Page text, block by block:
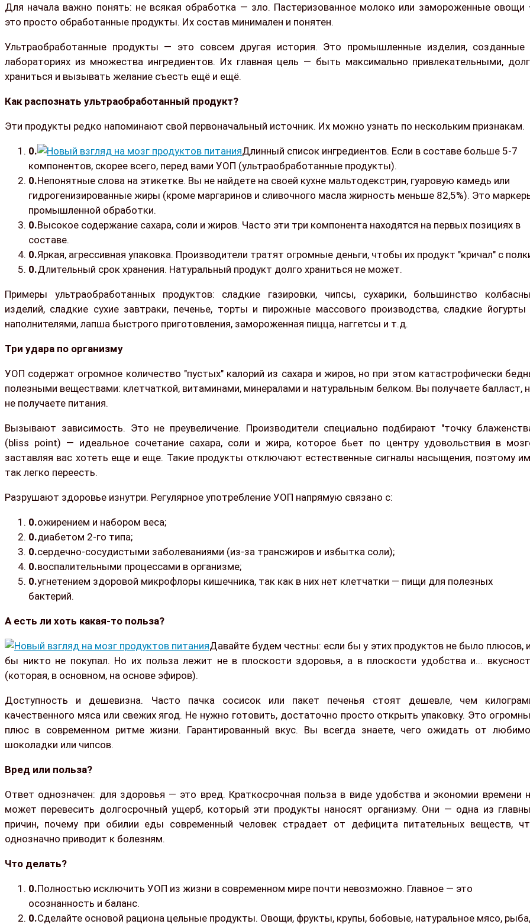
Для начала важно понять: не всякая обработка — зло. Пастеризованное молоко или замороженные овощи
это просто обработанные продукты. Их состав минимален и понятен.
Ультраобработанные продукты — это совсем другая история. Это промышленные изделия, созданные
лабораториях из множества ингредиентов. Их главная цель — быть максимально привлекательными,
храниться и вызывать желание съесть ещё и ещё.
Как распознать ультраобработанный продукт?
Эти продукты редко напоминают свой первоначальный источник. Их можно узнать по нескольким признакам.
Длинный список ингредиентов. Если в составе больше 5-7
компонентов, скорее всего, перед вами УОП (ультраобработанные продукты).
Непонятные слова на этикетке. Вы не найдете на своей кухне мальтодекстрин, гуаровую камедь или
гидрогенизированные жиры (кроме маргаринов и сливочного масла жирность меньше 82,5%). Это
промышленной обработки.
Высокое содержание сахара, соли и жиров. Часто эти три компонента находятся на первых позициях в
составе.
Яркая, агрессивная упаковка. Производители тратят огромные деньги, чтобы их продукт "кричал" с
Длительный срок хранения. Натуральный продукт долго храниться не может.
Примеры ультраобработанных продуктов: сладкие газировки, чипсы, сухарики, большинство
изделий, сладкие сухие завтраки, печенье, торты и пирожные массового производства, сладкие йогурты
наполнителями, лапша быстрого приготовления, замороженная пицца, наггетсы и т.д.
Три удара по организму
УОП содержат огромное количество "пустых" калорий из сахара и жиров, но при этом катастрофически
полезными веществами: клетчаткой, витаминами, минералами и натуральным белком. Вы получаете балласт,
не получаете питания.
Вызывают зависимость. Это не преувеличение. Производители специально подбирают "точку
(bliss point) — идеальное сочетание сахара, соли и жира, которое бьет по центру удовольствия в
заставляя вас хотеть еще и еще. Такие продукты отключают естественные сигналы насыщения, поэтому
так легко переесть.
Разрушают здоровье изнутри. Регулярное употребление УОП напрямую связано с:
ожирением и набором веса;
диабетом 2-го типа;
сердечно-сосудистыми заболеваниями (из-за трансжиров и избытка соли);
воспалительными процессами в организме;
угнетением здоровой микрофлоры кишечника, так как в них нет клетчатки — пищи для полезных
бактерий.
А есть ли хоть какая-то польза?
Давайте будем честны: если бы у этих продуктов не было плюсов,
бы никто не покупал. Но их польза лежит не в плоскости здоровья, а в плоскости удобства и...
(которая, в основном, на основе эфиров).
Доступность и дешевизна. Часто пачка сосисок или пакет печенья стоят дешевле, чем
качественного мяса или свежих ягод. Не нужно готовить, достаточно просто открыть упаковку. Это
плюс в современном ритме жизни. Гарантированный вкус. Вы всегда знаете, чего ожидать от
шоколадки или чипсов.
Вред или польза?
Ответ однозначен: для здоровья — это вред. Краткосрочная польза в виде удобства и экономии времени
может перевесить долгосрочный ущерб, который эти продукты наносят организму. Они — одна из
причин, почему при обилии еды современный человек страдает от дефицита питательных веществ,
однозначно приводит к болезням.
Что делать?
Полностью исключить УОП из жизни в современном мире почти невозможно. Главное — это
осознанность и баланс.
Сделайте основой рациона цельные продукты. Овощи, фрукты, крупы, бобовые, натуральное мясо, рыба,